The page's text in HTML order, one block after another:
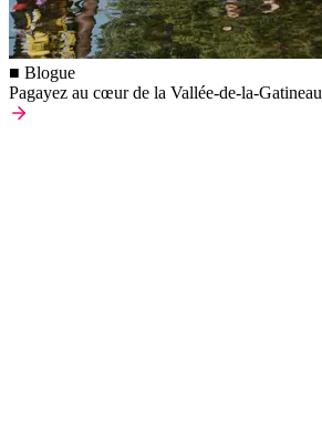
■ Blogue
Pagayez au cœur de la Vallée-de-la-Gatineau